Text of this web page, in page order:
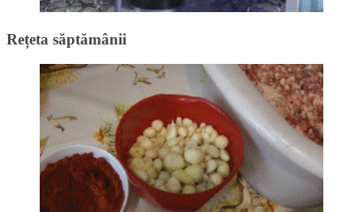
Rețeta săptămânii